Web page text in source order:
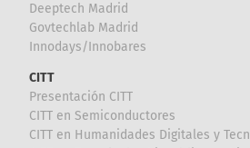
Deeptech Madrid
Govtechlab Madrid
Innodays/Innobares
CITT
Presentación CITT
CITT en Semiconductores
CITT en Humanidades Digitales y